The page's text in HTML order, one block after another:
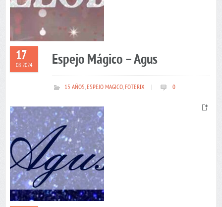
17
08 2024 Espejo Mágico – Agus
15 AÑOS,ESPEJO MAGICO,FOTERIX 0